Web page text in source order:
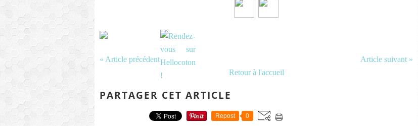
« Article précédent
Article suivant »
Retour à l'accueil
PARTAGER CET ARTICLE
Repost 0